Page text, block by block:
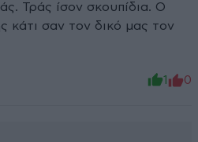
Τράς ίσον σκουπίδια. Ο
κάτι σαν τον δικό μας τον
1 0